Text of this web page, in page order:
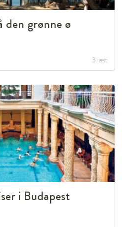
den grønne ø
3 læst
i Budapest